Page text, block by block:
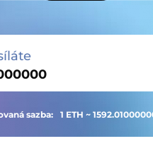
sazba: 1 ETH ~